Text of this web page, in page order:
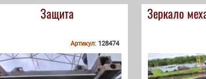
Защита
Артикул: 128474
Зеркало